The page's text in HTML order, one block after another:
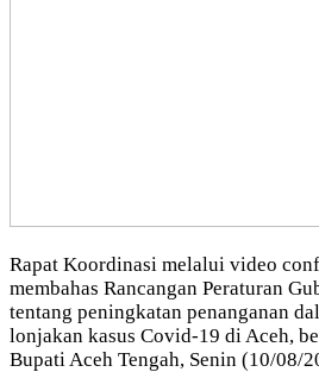
Rapat Koordinasi melalui video
membahas Rancangan Peraturan
tentang peningkatan penanganan
lonjakan kasus Covid-19 di Aceh,
Bupati Aceh Tengah, Senin (10/08/